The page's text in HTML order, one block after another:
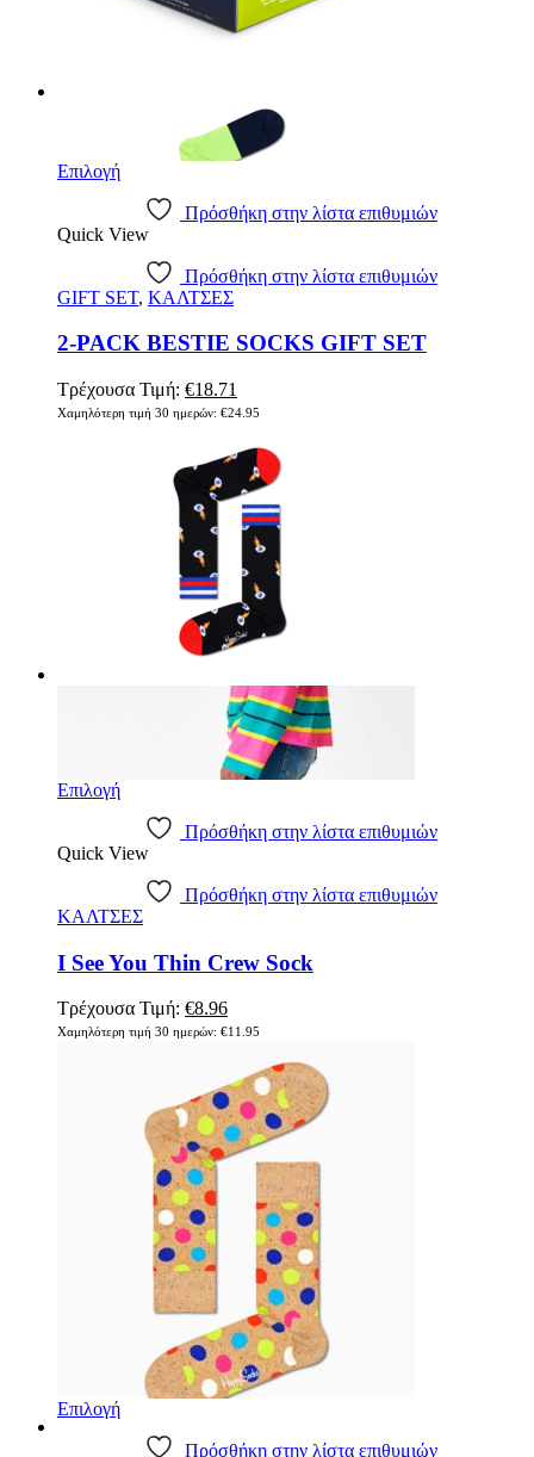
Επιλογή
Πρόσθήκη στην λίστα επιθυμιών
Quick View
Πρόσθήκη στην λίστα επιθυμιών
GIFT SET, ΚΑΛΤΣΕΣ
2-PACK BESTIE SOCKS GIFT SET
Τρέχουσα Τιμή: €18.71
Χαμηλότερη τιμή 30 ημερών: €24.95
Επιλογή
Πρόσθήκη στην λίστα επιθυμιών
Quick View
Πρόσθήκη στην λίστα επιθυμιών
ΚΑΛΤΣΕΣ
I See You Thin Crew Sock
Τρέχουσα Τιμή: €8.96
Χαμηλότερη τιμή 30 ημερών: €11.95
Επιλογή
Πρόσθήκη στην λίστα επιθυμιών